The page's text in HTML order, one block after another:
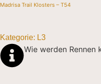
Madrisa Trail Klosters – T54
Kategorie: L3
Wie werden Rennen